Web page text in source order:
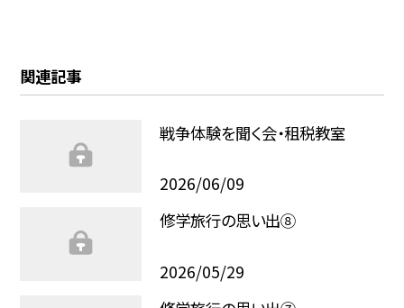
関連記事
戦争体験を聞く会・租税教室
2026/06/09
修学旅行の思い出⑧
2026/05/29